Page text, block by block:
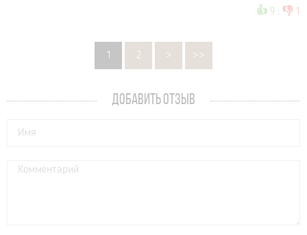
👍 9 : 👎 1
1 2 > >>
ДОБАВИТЬ ОТЗЫВ